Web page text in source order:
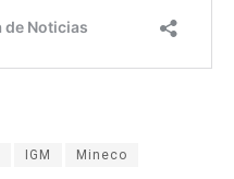
IGM Mineco